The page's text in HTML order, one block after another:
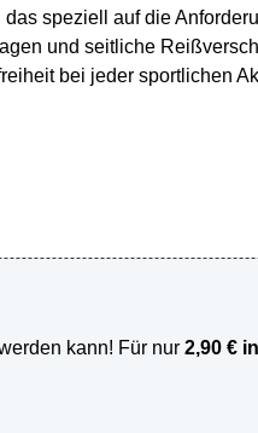
speziell auf die
und seitliche
bei jeder sportlichen
kann! Für nur 2,90 €